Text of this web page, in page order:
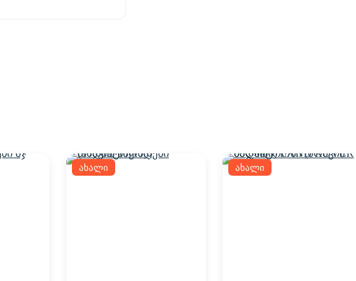
ახალი ახალი